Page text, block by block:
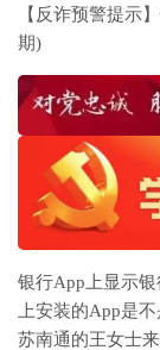
【反诈预警提示
期)
银行App上显示
上安装的App是
苏南通的王女士